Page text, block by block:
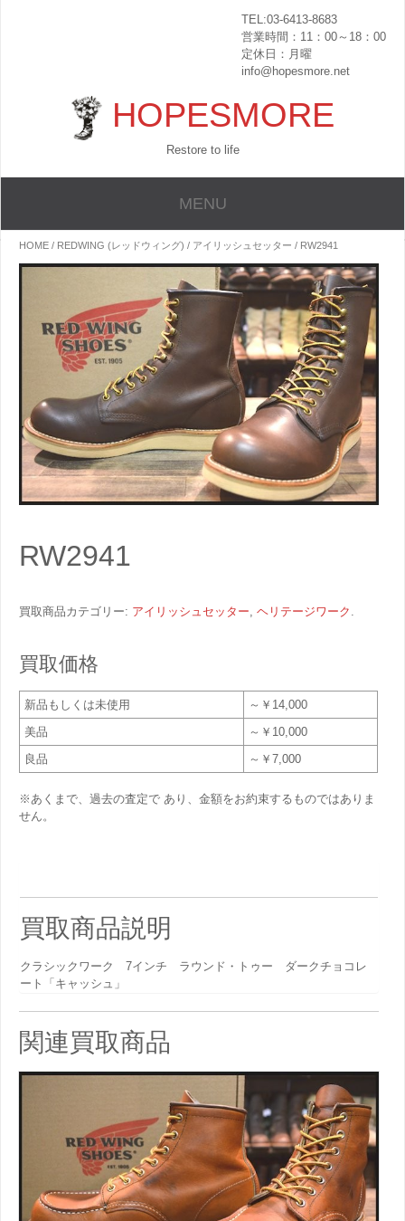
TEL:03-6413-8683
営業時間：11：00～18：00
定休日：月曜
info@hopesmore.net
HOPESMORE
Restore to life
MENU
HOME / REDWING (レッドウィング) / アイリッシュセッター / RW2941
RW2941
買取商品カテゴリー: アイリッシュセッター, ヘリテージワーク .
買取価格
新品もしくは未使用
～￥14,000
美品
～￥10,000
良品
～￥7,000
※あくまで、過去の査定で あり、金額をお約束するものではありま
せん。
買取商品説明
クラシックワーク 7インチ ラウンド・トゥー ダークチョコレ
ート「キャッシュ」
関連買取商品